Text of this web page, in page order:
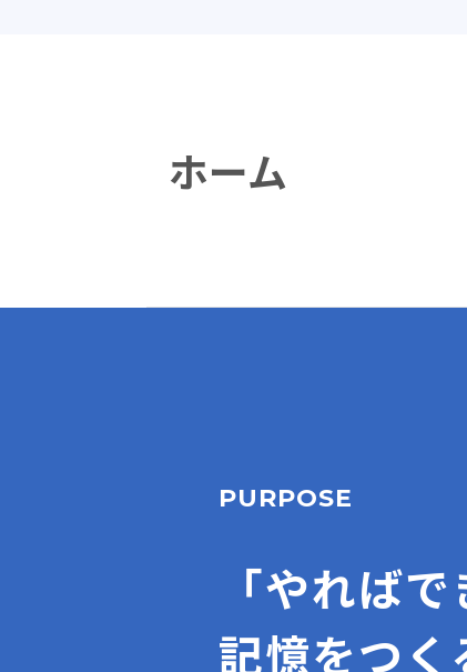
ホーム
PURPOSE
「やれば
記憶をつく